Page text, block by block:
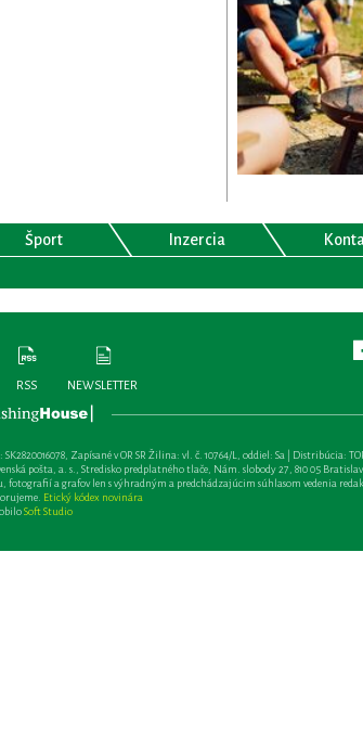
Šport Inzercia
RSS NEWSLETTER
Zapísané v OR SR Žilina: vl. č. 10764/L, oddiel: Sa | Distribúcia:
pošta, a. s., Stredisko predplatného tlače, Nám. slobody 27, 810 05
a grafov len s výhradným a predchádzajúcim súhlasom vedenia
Etický kódex novinára
Soft Studio